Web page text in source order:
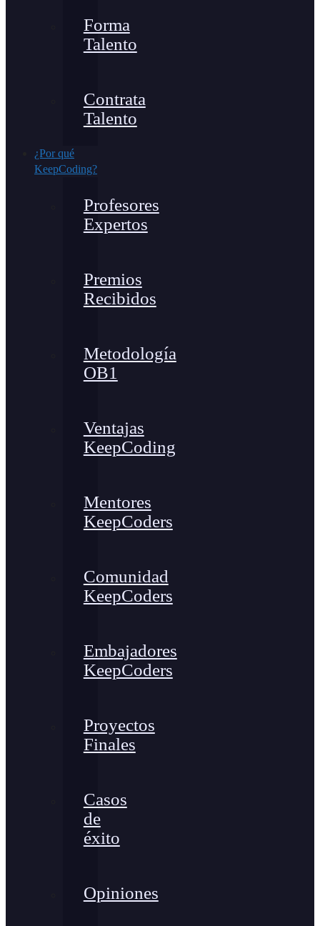
Forma
Talento
Contrata
Talento
¿Por qué
KeepCoding?
Profesores
Expertos
Premios
Recibidos
Metodología
OB1
Ventajas
KeepCoding
Mentores
KeepCoders
Comunidad
KeepCoders
Embajadores
KeepCoders
Proyectos
Finales
Casos
de
éxito
Opiniones